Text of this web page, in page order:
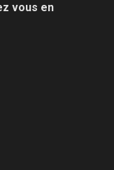
vous en